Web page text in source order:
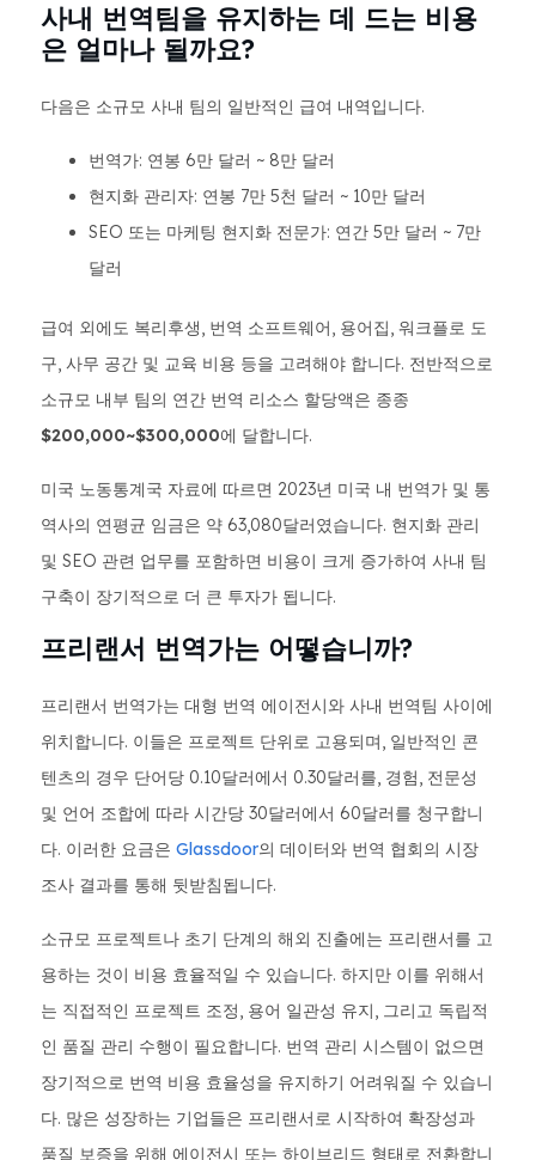
사내 번역팀을 유지하는 데 드는 비용
은 얼마나 될까요?
다음은 소규모 사내 팀의 일반적인 급여 내역입니다.
번역가: 연봉 6만 달러 ~ 8만 달러
현지화 관리자: 연봉 7만 5천 달러 ~ 10만 달러
SEO 또는 마케팅 현지화 전문가: 연간 5만 달러 ~ 7만
달러
급여 외에도 복리후생, 번역 소프트웨어, 용어집, 워크플로 도
구, 사무 공간 및 교육 비용 등을 고려해야 합니다. 전반적으로
소규모 내부 팀의 연간 번역 리소스 할당액은 종종
$200,000~$300,000에 달합니다.
미국 노동통계국 자료에 따르면 2023년 미국 내 번역가 및 통
역사의 연평균 임금은 약 63,080달러였습니다. 현지화 관리
및 SEO 관련 업무를 포함하면 비용이 크게 증가하여 사내 팀
구축이 장기적으로 더 큰 투자가 됩니다.
프리랜서 번역가는 어떻습니까?
프리랜서 번역가는 대형 번역 에이전시와 사내 번역팀 사이에
위치합니다. 이들은 프로젝트 단위로 고용되며, 일반적인 콘
텐츠의 경우 단어당 0.10달러에서 0.30달러를, 경험, 전문성
및 언어 조합에 따라 시간당 30달러에서 60달러를 청구합니
다. 이러한 요금은 Glassdoor의 데이터와 번역 협회의 시장
조사 결과를 통해 뒷받침됩니다.
소규모 프로젝트나 초기 단계의 해외 진출에는 프리랜서를 고
용하는 것이 비용 효율적일 수 있습니다. 하지만 이를 위해서
는 직접적인 프로젝트 조정, 용어 일관성 유지, 그리고 독립적
인 품질 관리 수행이 필요합니다. 번역 관리 시스템이 없으면
장기적으로 번역 비용 효율성을 유지하기 어려워질 수 있습니
다. 많은 성장하는 기업들은 프리랜서로 시작하여 확장성과
품질 보증을 위해 에이전시 또는 하이브리드 형태로 전환합니